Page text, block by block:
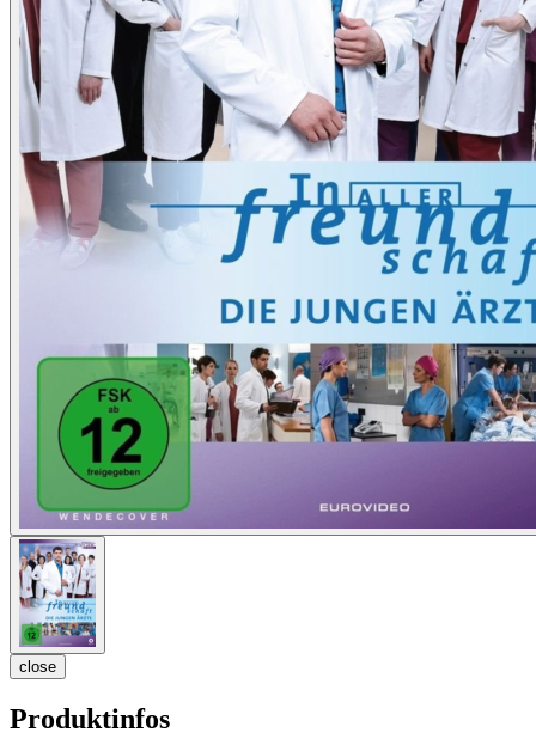
close
Produktinfos